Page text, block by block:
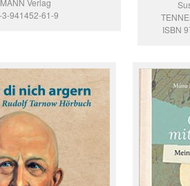
Verlag
3-941452-61-9
ISBN